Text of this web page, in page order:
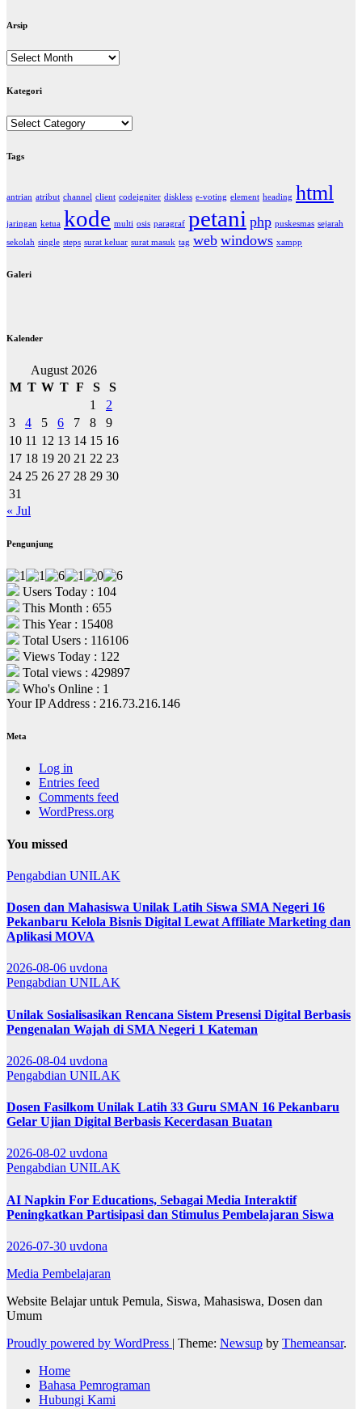
Arsip
Arsip
Kategori
Kategori
Tags
antrian atribut channel client codeigniter diskless e-voting element heading html
jaringan ketua kode multi osis paragraf petani php puskesmas sejarah
sekolah single steps surat keluar surat masuk tag web windows xampp
Galeri
Kalender
August 2026
M T W T F S
S
1
2
3
4 5 6 7 8
9
10 11 12 13 14 15 16
17 18 19 20 21 22 23
24 25 26 27 28 29 30
31
« Jul
Pengunjung
Users Today : 104
This Month : 655
This Year : 15408
Total Users : 116106
Views Today : 122
Total views : 429897
Who's Online : 1
Your IP Address : 216.73.216.146
Meta
Log in
Entries feed
Comments feed
WordPress.org
You missed
Pengabdian UNILAK
Dosen dan Mahasiswa Unilak Latih Siswa SMA Negeri 16
Pekanbaru Kelola Bisnis Digital Lewat Affiliate Marketing dan
Aplikasi MOVA
2026-08-06 uvdona
Pengabdian UNILAK
Unilak Sosialisasikan Rencana Sistem Presensi Digital Berbasis
Pengenalan Wajah di SMA Negeri 1 Kateman
2026-08-04 uvdona
Pengabdian UNILAK
Dosen Fasilkom Unilak Latih 33 Guru SMAN 16 Pekanbaru
Gelar Ujian Digital Berbasis Kecerdasan Buatan
2026-08-02 uvdona
Pengabdian UNILAK
AI Napkin For Educations, Sebagai Media Interaktif
Peningkatkan Partisipasi dan Stimulus Pembelajaran Siswa
2026-07-30 uvdona
Media Pembelajaran
Website Belajar untuk Pemula, Siswa, Mahasiswa, Dosen dan
Umum
Proudly powered by WordPress | Theme: Newsup by Themeansar.
Home
Bahasa Pemrograman
Hubungi Kami